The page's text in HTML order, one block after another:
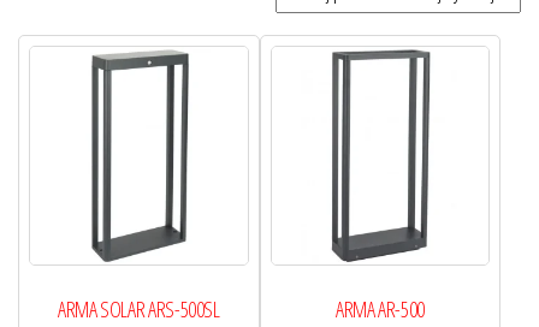
ARMA SOLAR ARS-500SL ARMA AR-500